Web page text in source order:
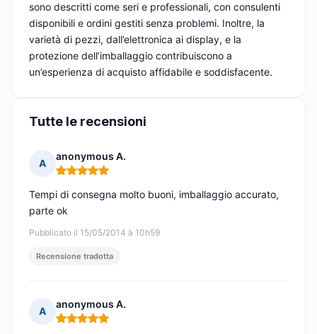
sono descritti come seri e professionali, con consulenti
disponibili e ordini gestiti senza problemi. Inoltre, la
varietà di pezzi, dall’elettronica ai display, e la
protezione dell’imballaggio contribuiscono a
un’esperienza di acquisto affidabile e soddisfacente.
Tutte le recensioni
A
anonymous A.
Nota: 5 su 5
Pubblicato il 15/05/2014 à 10h59
Tempi di consegna molto buoni, imballaggio accurato,
parte ok
Recensione tradotta
A
anonymous A.
Nota: 5 su 5